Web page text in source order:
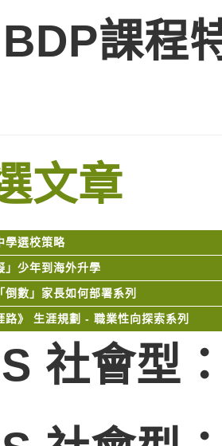
課程
文章
學選校策略
」少年到海外升學
倒數」家長如何部署系列
路》 生涯規劃 - 職業性向探索系列
S 社會型